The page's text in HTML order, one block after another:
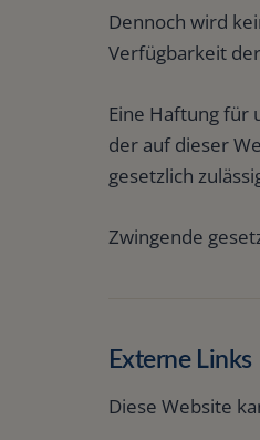
Dennoch wird
Verfügbarkeit
Eine Haftung für
der auf dieser
gesetzlich
Zwingende
Externe Links
Diese Website